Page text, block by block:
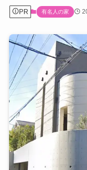
PR 有名人の家